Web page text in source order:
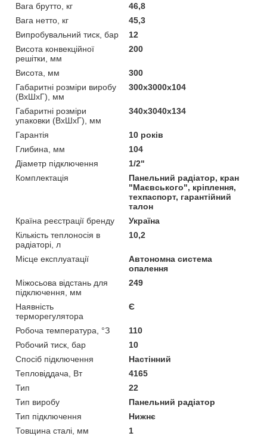
Вага брутто, кг
46,8
Вага нетто, кг
45,3
Випробувальний тиск, бар
12
Висота конвекційної
решітки, мм
200
Висота, мм
300
Габаритні розміри виробу
(ВхШхГ), мм
300х3000х104
Габаритні розміри
упаковки (ВхШхГ), мм
340х3040х134
Гарантія
10 років
Глибина, мм
104
Діаметр підключення
1/2"
Комплектація
Панельний радіатор, кран
"Маєвського", кріплення,
техпаспорт, гарантійний
талон
Країна реєстрації бренду
Україна
Кількість теплоносія в
радіаторі, л
10,2
Місце експлуатації
Автономна система
опалення
Міжосьова відстань для
підключення, мм
249
Наявність
терморегулятора
Є
Робоча температура, °З
110
Робочий тиск, бар
10
Спосіб підключення
Настінний
Тепловіддача, Вт
4165
Тип
22
Тип виробу
Панельний радіатор
Тип підключення
Нижнє
Товщина сталі, мм
1